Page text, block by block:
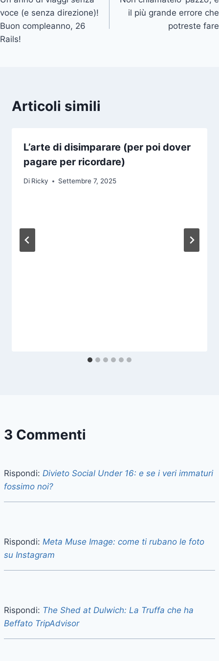
articoli
voce (e senza direzione)!
Buon compleanno, 26
Rails!
il più grande errore che
potreste fare
Articoli simili
L’arte di disimparare (per poi dover
pagare per ricordare)
Di Ricky Settembre 7, 2025
3 Commenti
Rispondi: Divieto Social Under 16: e se i veri immaturi
fossimo noi?
Rispondi: Meta Muse Image: come ti rubano le foto
su Instagram
Rispondi: The Shed at Dulwich: La Truffa che ha
Beffato TripAdvisor